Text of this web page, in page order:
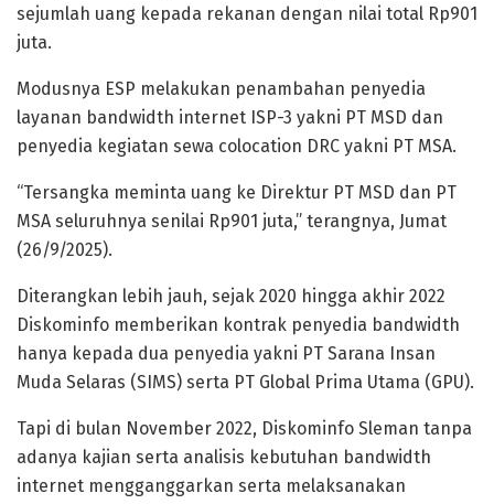
sejumlah uang kepada rekanan dengan nilai total Rp901
juta.
Modusnya ESP melakukan penambahan penyedia
layanan bandwidth internet ISP-3 yakni PT MSD dan
penyedia kegiatan sewa colocation DRC yakni PT MSA.
“Tersangka meminta uang ke Direktur PT MSD dan PT
MSA seluruhnya senilai Rp901 juta,” terangnya, Jumat
(26/9/2025).
Diterangkan lebih jauh, sejak 2020 hingga akhir 2022
Diskominfo memberikan kontrak penyedia bandwidth
hanya kepada dua penyedia yakni PT Sarana Insan
Muda Selaras (SIMS) serta PT Global Prima Utama (GPU).
Tapi di bulan November 2022, Diskominfo Sleman tanpa
adanya kajian serta analisis kebutuhan bandwidth
internet mengganggarkan serta melaksanakan